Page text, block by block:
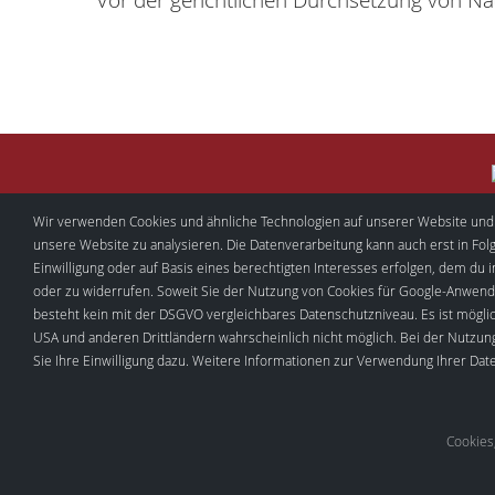
Als Ansprechpartner steht Ihnen im
Wir verwenden Cookies und ähnliche Technologien auf unserer Website
unsere Website zu analysieren. Die Datenverarbeitung kann auch erst in
Einwilligung oder auf Basis eines berechtigten Interesses erfolgen, dem
oder zu widerrufen. Soweit Sie der Nutzung von Cookies für Google-
besteht kein mit der DSGVO vergleichbares Datenschutzniveau. Es ist
USA und anderen Drittländern wahrscheinlich nicht möglich. Bei der
Sie Ihre Einwilligung dazu. Weitere Informationen zur Verwendung Ihrer